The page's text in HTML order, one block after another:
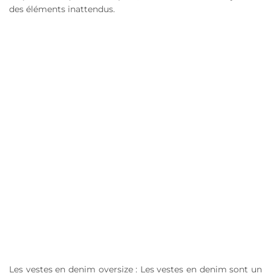
des éléments inattendus.
Les vestes en denim oversize : Les vestes en denim sont un